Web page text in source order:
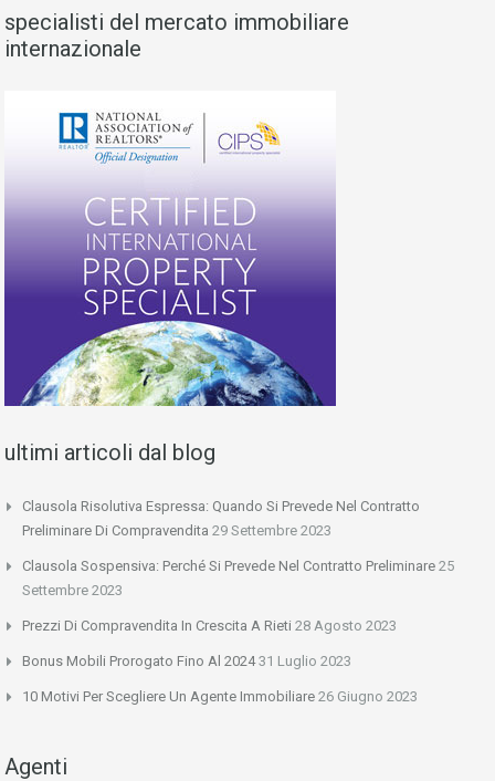
specialisti del mercato immobiliare
internazionale
ultimi articoli dal blog
Clausola Risolutiva Espressa: Quando Si Prevede Nel Contratto
Preliminare Di Compravendita 29 Settembre 2023
Clausola Sospensiva: Perché Si Prevede Nel Contratto Preliminare 25
Settembre 2023
Prezzi Di Compravendita In Crescita A Rieti 28 Agosto 2023
Bonus Mobili Prorogato Fino Al 2024 31 Luglio 2023
10 Motivi Per Scegliere Un Agente Immobiliare 26 Giugno 2023
Agenti